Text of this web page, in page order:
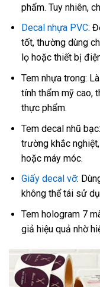
phẩm. Tuy nhiên,
Decal nhựa PVC:
tốt, thường dùng
lọ hoặc thiết bị
Tem nhựa trong:
tính thẩm mỹ cao,
thực phẩm.
Tem decal nhũ
trường khắc
hoặc máy móc.
Giấy decal vỡ:
không thể tái sử
Tem hologram 7
giả hiệu quả nhờ